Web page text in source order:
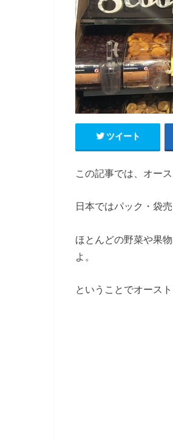
ツイート
この記事では、オー
日本ではパック・袋
ほとんどの野菜や果
よ。
ということでオース